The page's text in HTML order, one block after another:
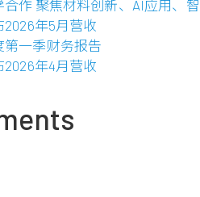
纯
益
0.59
元
司
公
布
2014
月
作 聚焦材料创新、AI应用、
年5月营收
一季财务报告
年4月营收